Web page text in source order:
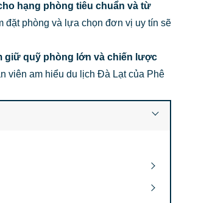
hạng phòng tiêu chuẩn và từ
đặt phòng và lựa chọn đơn vị uy tín sẽ
giữ quỹ phòng lớn và chiến lược
viên am hiểu du lịch Đà Lạt của Phê